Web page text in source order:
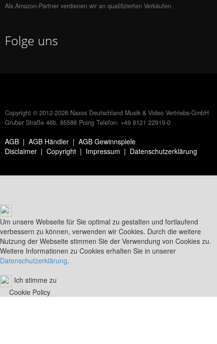
Als Amazon-Partner verdienen wir an qualifizierten Verkäufen.
Folge uns
Copyright © 2012-2026 Naxos Deutschland Musik & Video Vertriebs-GmbH
Gruber Straße 46b, 85586 Poing Telefon: +49 8121 22919-0
AGB | AGB Händler | AGB Gewinnspiele
Disclaimer | Copyright | Impressum | Datenschutzerklärung
Um unsere Webseite für Sie optimal zu gestalten und fortlaufend
verbessern zu können, verwenden wir Cookies. Durch die weitere
Nutzung der Webseite stimmen Sie der Verwendung von Cookies zu.
Weitere Informationen zu Cookies erhalten Sie in unserer
Datenschutzerklärung.
Ich stimme zu
Cookie Policy